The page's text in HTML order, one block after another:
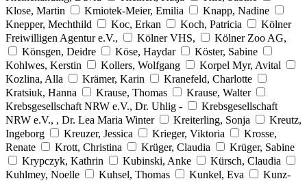
Klose, Martin
Kmiotek-Meier, Emilia
Knapp, Nadine
Knepper, Mechthild
Koc, Erkan Koch, Patricia
Kölner
Freiwilligen Agentur e.V.,
Kölner VHS,
Kölner Zoo AG,
Könsgen, Deidre
Köse, Haydar
Köster, Sabine
Kohlwes, Kerstin
Kollers, Wolfgang
Korpel Myr, Avital
Kozlina, Alla
Krämer, Karin
Kranefeld, Charlotte
Kratsiuk, Hanna
Krause, Thomas
Krause, Walter
Krebsgesellschaft NRW e.V., Dr. Uhlig -
Krebsgesellschaft
NRW e.V., , Dr. Lea Maria Winter
Kreiterling, Sonja
Kreutz,
Ingeborg
Kreuzer, Jessica Krieger, Viktoria
Krosse,
Renate
Krott, Christina Krüger, Claudia
Krüger, Sabine
Krypczyk, Kathrin
Kubinski, Anke
Kürsch, Claudia
Kuhlmey, Noelle
Kuhsel, Thomas Kunkel, Eva
Kunz-